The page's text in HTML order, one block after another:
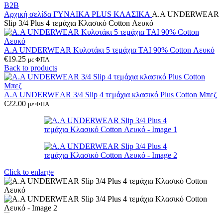
B2B
Αρχική σελίδα ΓΥΝΑΙΚΑ PLUS ΚΛΑΣΙΚΑ A.A UNDERWEAR
Slip 3/4 Plus 4 τεμάχια Κλασικό Cotton Λευκό
A.A UNDERWEAR Κυλοτάκι 5 τεμάχια ΤΑΙ 90% Cotton Λευκό
€19.25 με ΦΠΑ
Back to products
A.A UNDERWEAR 3/4 Slip 4 τεμάχια κλασικό Plus Cotton Μπεζ
€22.00 με ΦΠΑ
Click to enlarge